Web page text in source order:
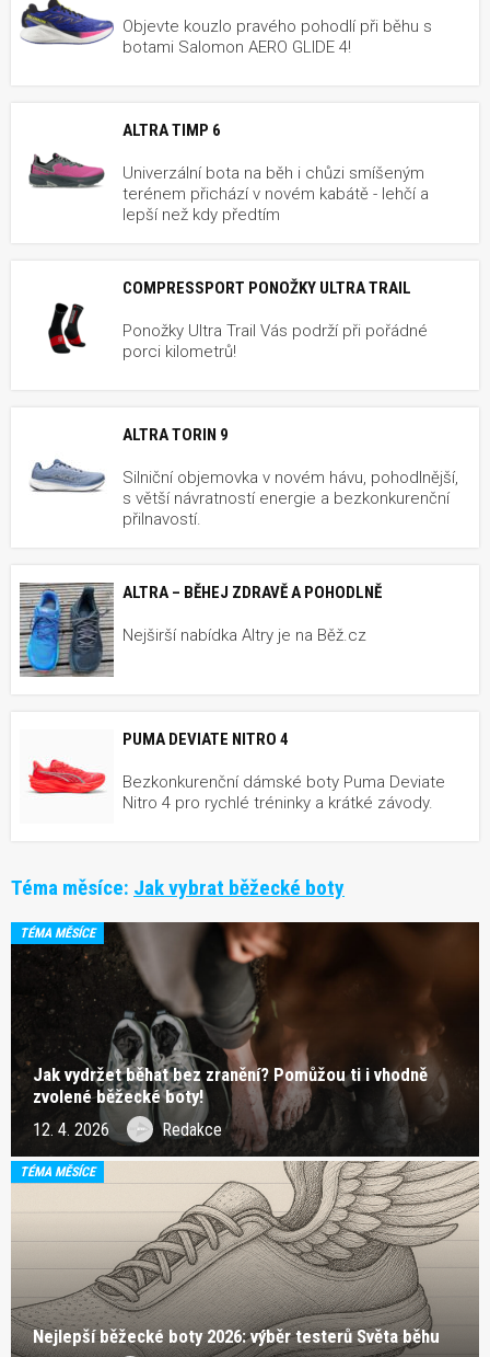
Objevte kouzlo pravého pohodlí při běhu s
botami Salomon AERO GLIDE 4!
ALTRA TIMP 6
Univerzální bota na běh i chůzi smíšeným
terénem přichází v novém kabátě - lehčí a
lepší než kdy předtím
COMPRESSPORT PONOŽKY ULTRA TRAIL
Ponožky Ultra Trail Vás podrží při pořádné
porci kilometrů!
ALTRA TORIN 9
Silniční objemovka v novém hávu, pohodlnější,
s větší návratností energie a bezkonkurenční
přilnavostí.
ALTRA – BĚHEJ ZDRAVĚ A POHODLNĚ
Nejširší nabídka Altry je na Běž.cz
PUMA DEVIATE NITRO 4
Bezkonkurenční dámské boty Puma Deviate
Nitro 4 pro rychlé tréninky a krátké závody.
Téma měsíce: Jak vybrat běžecké boty
TÉMA MĚSÍCE
Jak vydržet běhat bez zranění? Pomůžou ti i vhodně
zvolené běžecké boty!
12. 4. 2026 Redakce
TÉMA MĚSÍCE
Nejlepší běžecké boty 2026: výběr testerů Světa běhu